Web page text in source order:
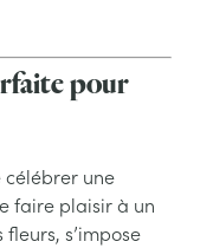
pour
célébrer une
faire plaisir à un
fleurs, s’impose